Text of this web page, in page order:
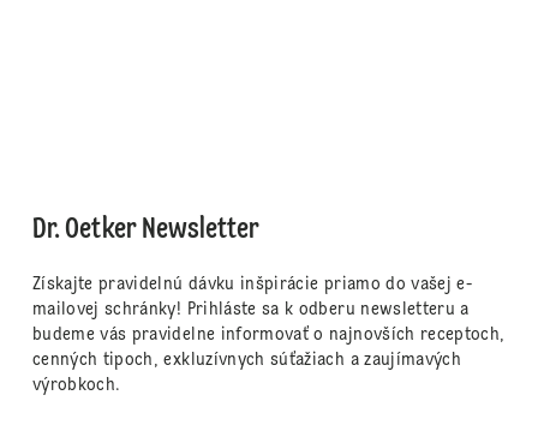
Dr. Oetker Newsletter
Získajte pravidelnú dávku inšpirácie priamo do vašej e-
mailovej schránky! Prihláste sa k odberu newsletteru a
budeme vás pravidelne informovať o najnovších receptoch,
cenných tipoch, exkluzívnych súťažiach a zaujímavých
výrobkoch.